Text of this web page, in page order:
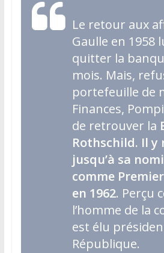
Le retour aux
Gaulle en 1958
quitter la
mois. Mais,
portefeuille de
Finances,
de retrouver la
Rothschild. Il y
jusqu’à sa
comme
en 1962. Perçu
l’homme de la
est élu
République.